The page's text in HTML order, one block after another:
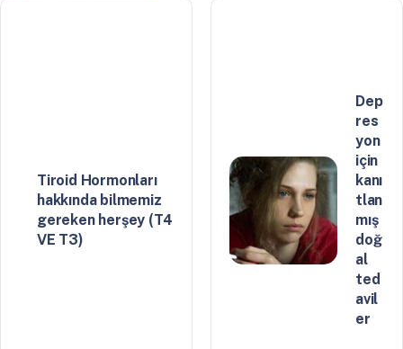
Tiroid Hormonları
hakkında bilmemiz
gereken herşey (T4
VE T3)
Dep
res
yon
için
kanı
tlan
mış
doğ
al
ted
avil
er